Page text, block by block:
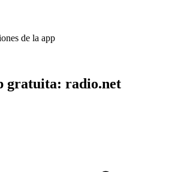
de la app
gratuita: radio.net